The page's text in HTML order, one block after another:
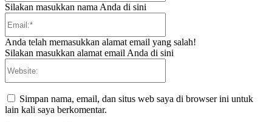
Silakan masukkan nama Anda di sini
Anda telah memasukkan alamat email yang salah!
Silakan masukkan alamat email Anda di sini
Simpan nama, email, dan situs web saya di browser ini untuk
lain kali saya berkomentar.